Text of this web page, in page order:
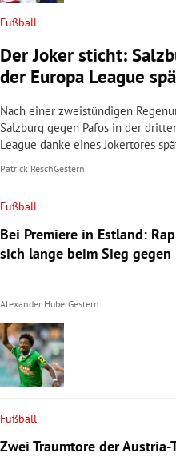
Fußball
Der Joker sticht:
der Europa League
Nach einer zweistündigen
Salzburg gegen Pafos in der
League danke eines Jokertores
Patrick ReschGestern
Fußball
Bei Premiere in Estland:
sich lange beim Sieg gegen
Alexander HuberGestern
Fußball
Zwei Traumtore der Austria-